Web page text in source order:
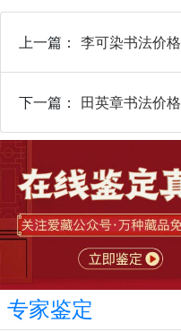
上一篇： 李可染书法价格
下一篇： 田英章书法价格
专家鉴定